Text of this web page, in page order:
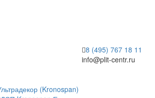
8 (495) 767 18 11
info@plit-centr.ru
(Kronospan)